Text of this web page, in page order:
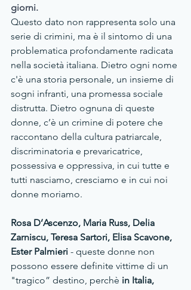
giorni.
Questo dato non rappresenta solo una
serie di crimini, ma è il sintomo di una
problematica profondamente radicata
nella società italiana. Dietro ogni nome
c'è una storia personale, un insieme di
sogni infranti, una promessa sociale
distrutta. Dietro ognuna di queste
donne, c’è un crimine di potere che
raccontano della cultura patriarcale,
discriminatoria e prevaricatrice,
possessiva e oppressiva, in cui tutte e
tutti nasciamo, cresciamo e in cui noi
donne moriamo.
Rosa D’Ascenzo, Maria Russ, Delia
Zarniscu, Teresa Sartori, Elisa Scavone,
Ester Palmieri - queste donne non
possono essere definite vittime di un
"tragico” destino, perchè in Italia,